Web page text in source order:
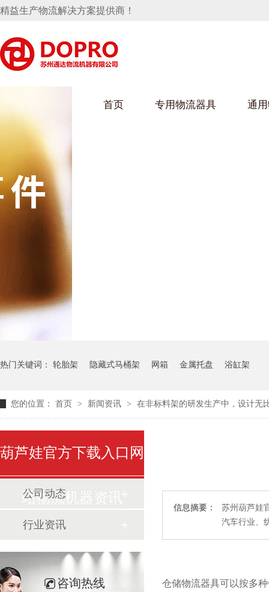
精益生产物流解决方案提供商！
首页 专用物流器具
葫芦娃下载最污架
保险杠料架
消声器料架
通
车
料架
桶水箱支架
行业
热门关键词： 轮胎架 隐藏式马桶架 网箱 金属托盘 浴缸架
您的位置： 首页 > 新闻资讯 > 在非标料架的研发生产中，设计无
信息摘要：
苏州葫芦娃官
汽车行业
仓储物流器具可以按多种
葫芦娃官方下载入口网
站物流机器资讯
公司动态
行业资讯
咨询热线